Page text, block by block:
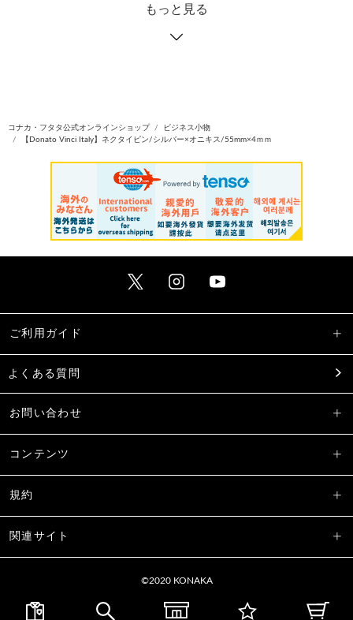
もっと見る
コナカ・フタタ公式オンラインショップ
ビジネス小物
【Donato Vinci Italy】ネクタイピン/シルバー×オニキス/55mm×4ｍｍ
ご利用ガイド
よくある質問
お問い合わせ
コンテンツ
規約
関連サイト
©2020 KONAKA